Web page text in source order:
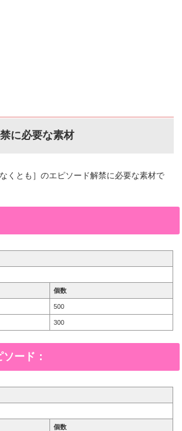
に必要な素材
くとも］のエピソード解禁に必要な素材で
個数
500
300
ード：
個数